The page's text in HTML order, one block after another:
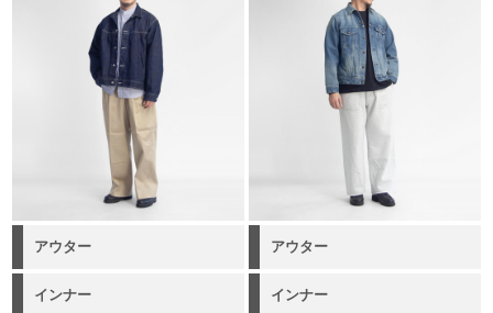
アウター アウター
インナー インナー